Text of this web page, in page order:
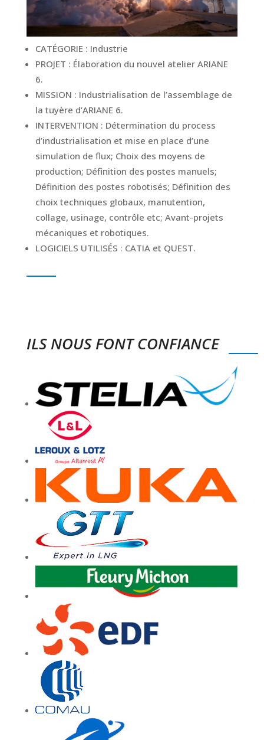
CATÉGORIE : Industrie
PROJET : Élaboration du nouvel atelier ARIANE
6.
MISSION : Industrialisation de l’assemblage de
la tuyère d’ARIANE 6.
INTERVENTION : Détermination du process
d’industrialisation et mise en place d’une
simulation de flux; Choix des moyens de
production; Définition des postes manuels;
Définition des postes robotisés; Définition des
choix techniques globaux, manutention,
collage, usinage, contrôle etc; Avant-projets
mécaniques et robotiques.
LOGICIELS UTILISÉS : CATIA et QUEST.
ILS NOUS FONT CONFIANCE